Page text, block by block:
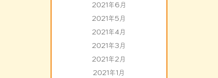
2021年6月
2021年5月
2021年4月
2021年3月
2021年2月
2021年1月